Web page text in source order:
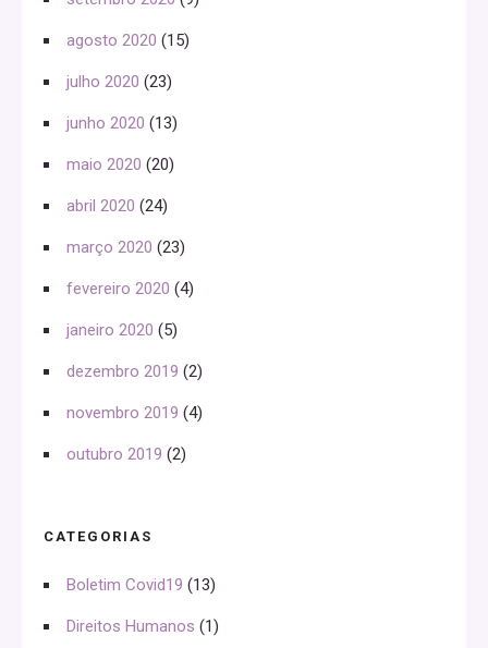
agosto 2020 (15)
julho 2020 (23)
junho 2020 (13)
maio 2020 (20)
abril 2020 (24)
março 2020 (23)
fevereiro 2020 (4)
janeiro 2020 (5)
dezembro 2019 (2)
novembro 2019 (4)
outubro 2019 (2)
CATEGORIAS
Boletim Covid19 (13)
Direitos Humanos (1)